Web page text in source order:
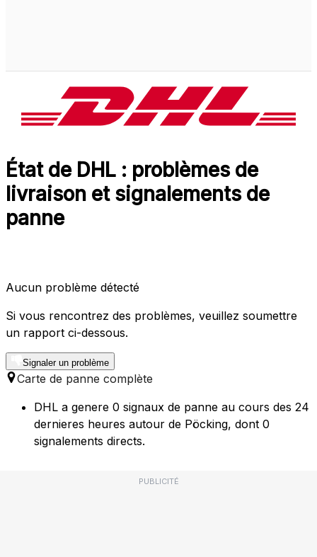
État de DHL : problèmes de
livraison et signalements de
panne
Aucun problème détecté
Si vous rencontrez des problèmes, veuillez soumettre
un rapport ci-dessous.
Signaler un problème
Carte de panne complète
DHL a genere 0 signaux de panne au cours des 24
dernieres heures autour de Pöcking, dont 0
signalements directs.
PUBLICITÉ